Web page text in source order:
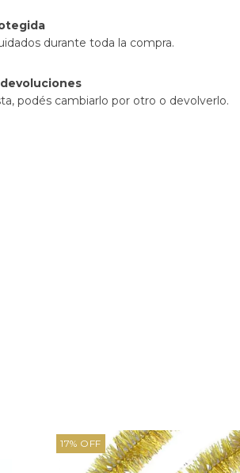
durante toda la compra.
podés cambiarlo por otro o devolverlo.
17% OFF